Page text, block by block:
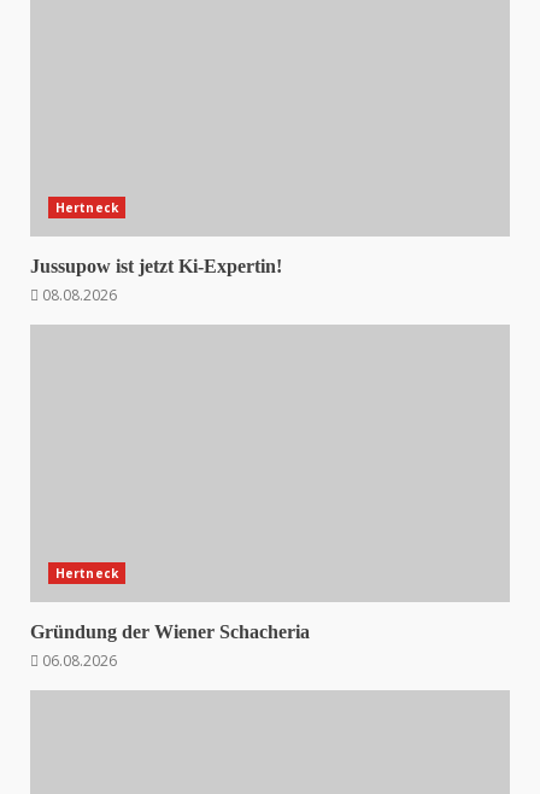
Hertneck
Jussupow ist jetzt Ki-Expertin!
08.08.2026
Hertneck
Gründung der Wiener Schacheria
06.08.2026